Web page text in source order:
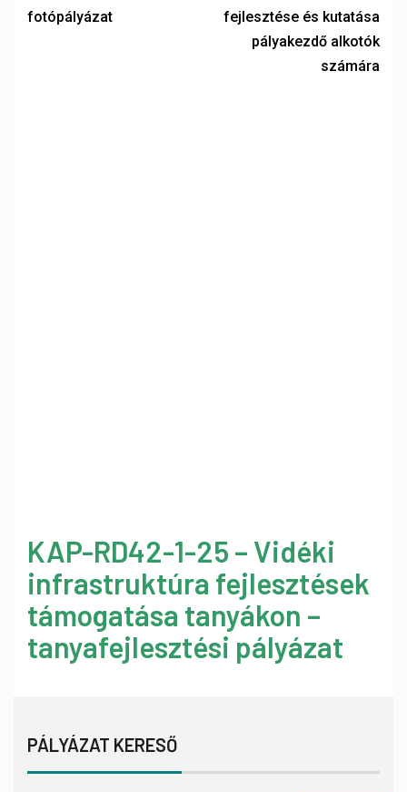
fotópályázat
fejlesztése és kutatása
pályakezdő alkotók
számára
KAP-RD42-1-25 – Vidéki
infrastruktúra fejlesztések
támogatása tanyákon –
tanyafejlesztési pályázat
PÁLYÁZAT KERESŐ